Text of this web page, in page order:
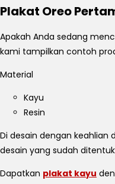
Plakat Oreo
Apakah Anda sedang
kami tampilkan contoh
Material
Kayu
Resin
Di desain dengan keahlian
desain yang sudah
Dapatkan plakat kayu